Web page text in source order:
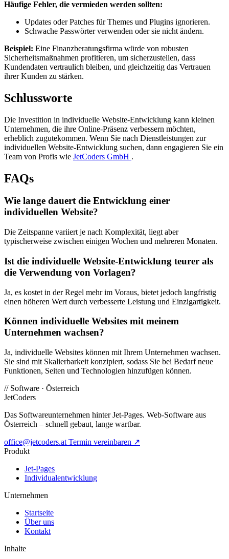
Häufige Fehler, die vermieden werden sollten:
Updates oder Patches für Themes und Plugins ignorieren.
Schwache Passwörter verwenden oder sie nicht ändern.
Beispiel: Eine Finanzberatungsfirma würde von robusten
Sicherheitsmaßnahmen profitieren, um sicherzustellen, dass
Kundendaten vertraulich bleiben, und gleichzeitig das Vertrauen
ihrer Kunden zu stärken.
Schlussworte
Die Investition in individuelle Website-Entwicklung kann kleinen
Unternehmen, die ihre Online-Präsenz verbessern möchten,
erheblich zugutekommen. Wenn Sie nach Dienstleistungen zur
individuellen Website-Entwicklung suchen, dann engagieren Sie ein
Team von Profis wie JetCoders GmbH .
FAQs
Wie lange dauert die Entwicklung einer
individuellen Website?
Die Zeitspanne variiert je nach Komplexität, liegt aber
typischerweise zwischen einigen Wochen und mehreren Monaten.
Ist die individuelle Website-Entwicklung teurer als
die Verwendung von Vorlagen?
Ja, es kostet in der Regel mehr im Voraus, bietet jedoch langfristig
einen höheren Wert durch verbesserte Leistung und Einzigartigkeit.
Können individuelle Websites mit meinem
Unternehmen wachsen?
Ja, individuelle Websites können mit Ihrem Unternehmen wachsen.
Sie sind mit Skalierbarkeit konzipiert, sodass Sie bei Bedarf neue
Funktionen, Seiten und Technologien hinzufügen können.
// Software · Österreich
JetCoders
Das Softwareunternehmen hinter Jet-Pages. Web-Software aus
Österreich – schnell gebaut, lange wartbar.
office@jetcoders.at Termin vereinbaren ↗
Produkt
Jet-Pages
Individualentwicklung
Unternehmen
Startseite
Über uns
Kontakt
Inhalte